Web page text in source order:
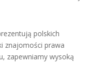
polskich
znajomości prawa
zapewniamy wysoką